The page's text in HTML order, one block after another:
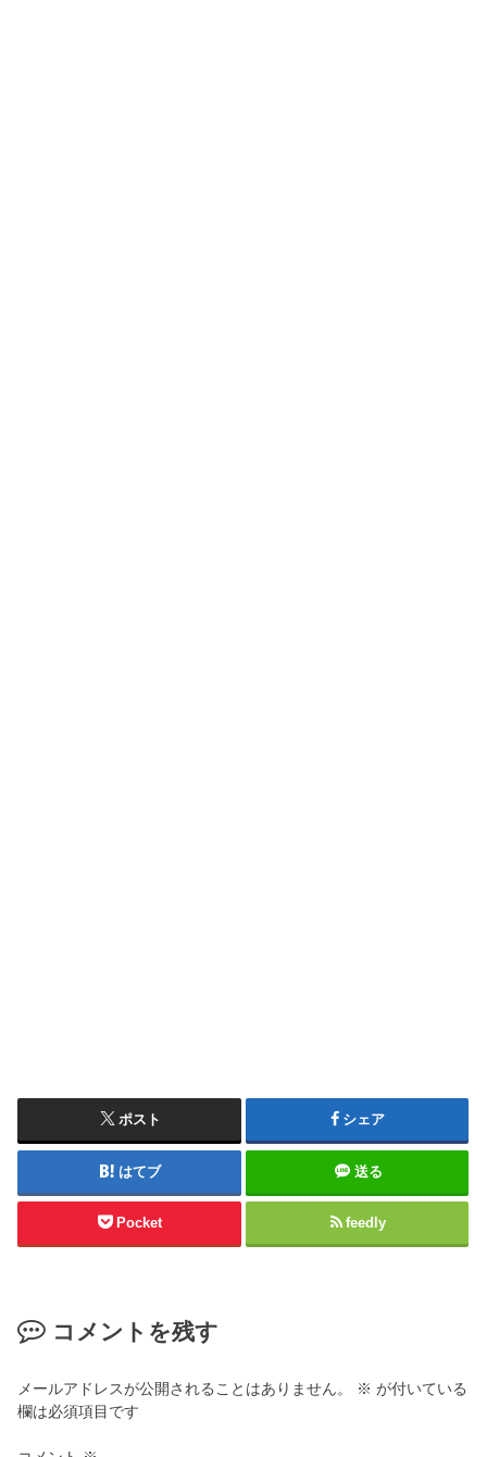
ポスト シェア
はてブ 送る
Pocket feedly
コメントを残す
メールアドレスが公開されることはありません。 ※ が付いている
欄は必須項目です